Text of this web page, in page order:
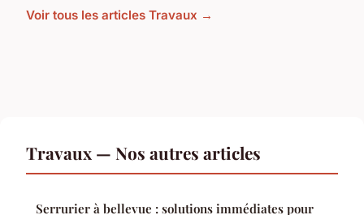
Voir tous les articles Travaux →
Travaux — Nos autres articles
Serrurier à bellevue : solutions immédiates pour